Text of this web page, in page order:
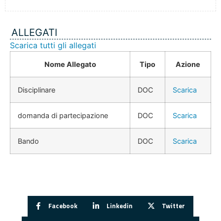
ALLEGATI
Scarica tutti gli allegati
Nome Allegato Tipo Azione
Disciplinare DOC Scarica
domanda di partecipazione DOC Scarica
Bando DOC Scarica
Facebook Linkedin Twitter